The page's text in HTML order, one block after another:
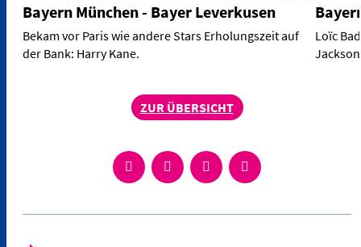
Bayern München - Bayer Leverkusen
Bekam vor Paris wie andere Stars Erholungszeit auf
der Bank: Harry Kane.
Loïc
ZUR ÜBERSICHT